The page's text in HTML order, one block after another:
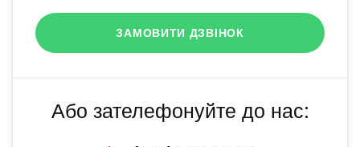
ЗАМОВИТИ ДЗВІНОК
Або зателефонуйте до нас: